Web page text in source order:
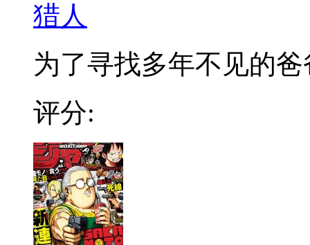
猎人
为了寻找多年不见的爸
评分: